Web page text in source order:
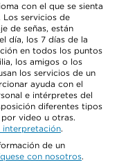
con el que se sienta
Los servicios de
de señas, están
día, los 7 días de la
en todos los puntos
los amigos o los
los servicios de un
ayuda con el
e intérpretes del
diferentes tipos
video u otras.
interpretación.
de un
con nosotros.